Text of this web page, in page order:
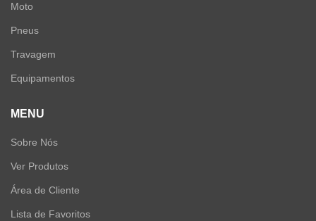
Moto
Pneus
Travagem
Equipamentos
MENU
Sobre Nós
Ver Produtos
Área de Cliente
Lista de Favoritos